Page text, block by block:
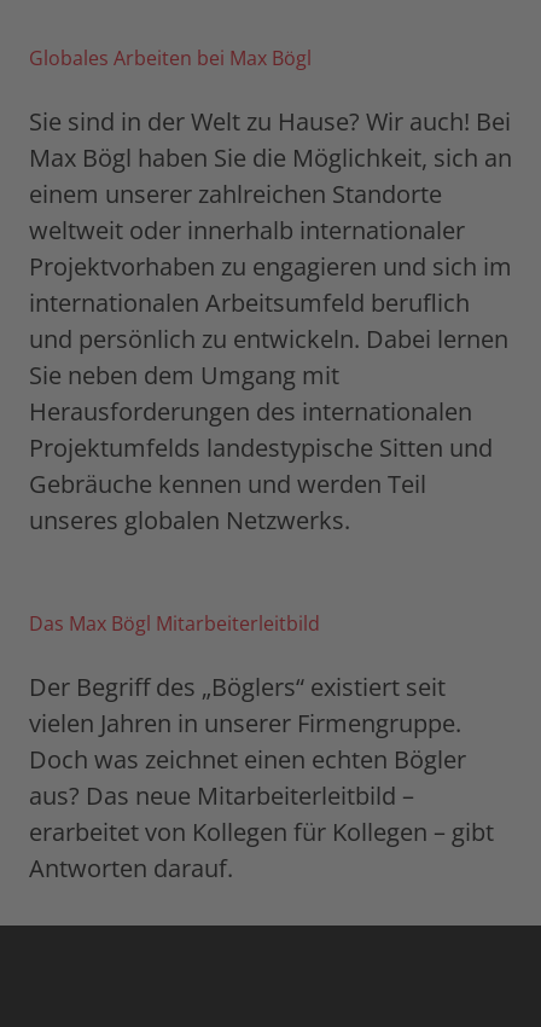
Globales Arbeiten bei Max Bögl
Sie sind in der Welt zu Hause? Wir auch! Bei
Max Bögl haben Sie die Möglichkeit, sich an
einem unserer zahlreichen Standorte
weltweit oder innerhalb internationaler
Projektvorhaben zu engagieren und sich im
internationalen Arbeitsumfeld beruflich
und persönlich zu entwickeln. Dabei lernen
Sie neben dem Umgang mit
Herausforderungen des internationalen
Projektumfelds landestypische Sitten und
Gebräuche kennen und werden Teil
unseres globalen Netzwerks.
Das Max Bögl Mitarbeiterleitbild
Der Begriff des „Böglers“ existiert seit
vielen Jahren in unserer Firmengruppe.
Doch was zeichnet einen echten Bögler
aus? Das neue Mitarbeiterleitbild –
erarbeitet von Kollegen für Kollegen – gibt
Antworten darauf.